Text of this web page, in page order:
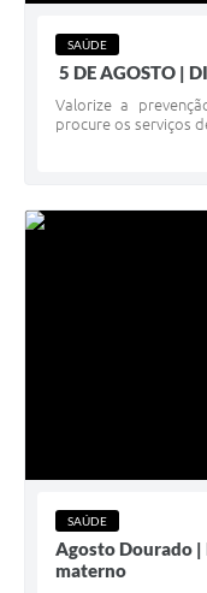
SAÚDE
5 DE AGOSTO |
Valorize a
procure os serviços
SAÚDE
Agosto Dourado |
materno